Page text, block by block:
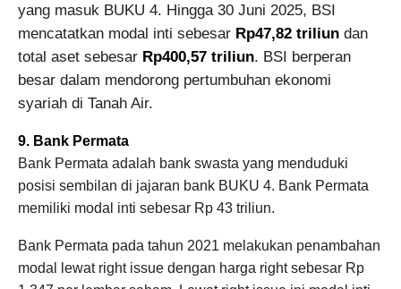
yang masuk BUKU 4. Hingga 30 Juni 2025, BSI
mencatatkan modal inti sebesar Rp47,82 triliun dan
total aset sebesar Rp400,57 triliun. BSI berperan
besar dalam mendorong pertumbuhan ekonomi
syariah di Tanah Air.
9. Bank Permata
Bank Permata adalah bank swasta yang menduduki
posisi sembilan di jajaran bank BUKU 4. Bank Permata
memiliki modal inti sebesar Rp 43 triliun.
Bank Permata pada tahun 2021 melakukan penambahan
modal lewat right issue dengan harga right sebesar Rp